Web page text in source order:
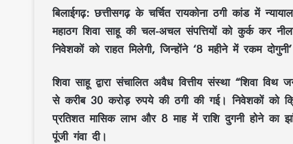
बिलाईगढ़:छत्तीसगढ़ के चर्चित रायकोना ठगी कांड में
महाठग शिवा साहू की चल-अचल संपत्तियों को कुर्क कर
निवेशकों को राहत मिलेगी, जिन्होंने ‘8 महीने में रकम
शिवा साहू द्वारा संचालित अवैध वित्तीय संस्था “शिवा
से करीब 30 करोड़ रुपये की ठगी की गई। निवेशकों को
प्रतिशत मासिक लाभ और 8 माह में राशि दुगनी होने
पूंजी गंवा दी।